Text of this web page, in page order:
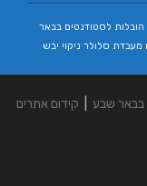
לסטודנטים בבאר
סלולר ניקוי יבש
שבע| קידום אתרים